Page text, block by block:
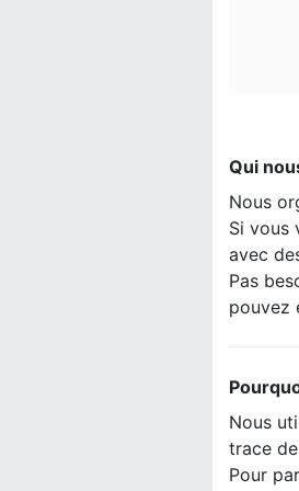
Qui
Nous
Si vous
avec
Pas
pouvez
Nous
trace
Pour